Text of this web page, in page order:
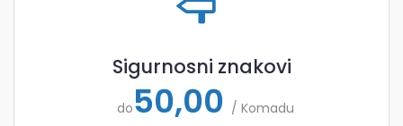
Sigurnosni znakovi
do50,00 / Komadu